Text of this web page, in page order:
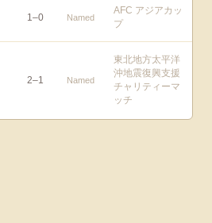
1–0 Named
AFC アジアカッ
プ
2–1 Named
東北地方太平洋
沖地震復興支援
チャリティーマ
ッチ